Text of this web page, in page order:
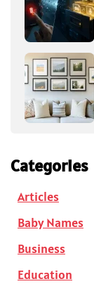
Categories
Articles
Baby Names
Business
Education